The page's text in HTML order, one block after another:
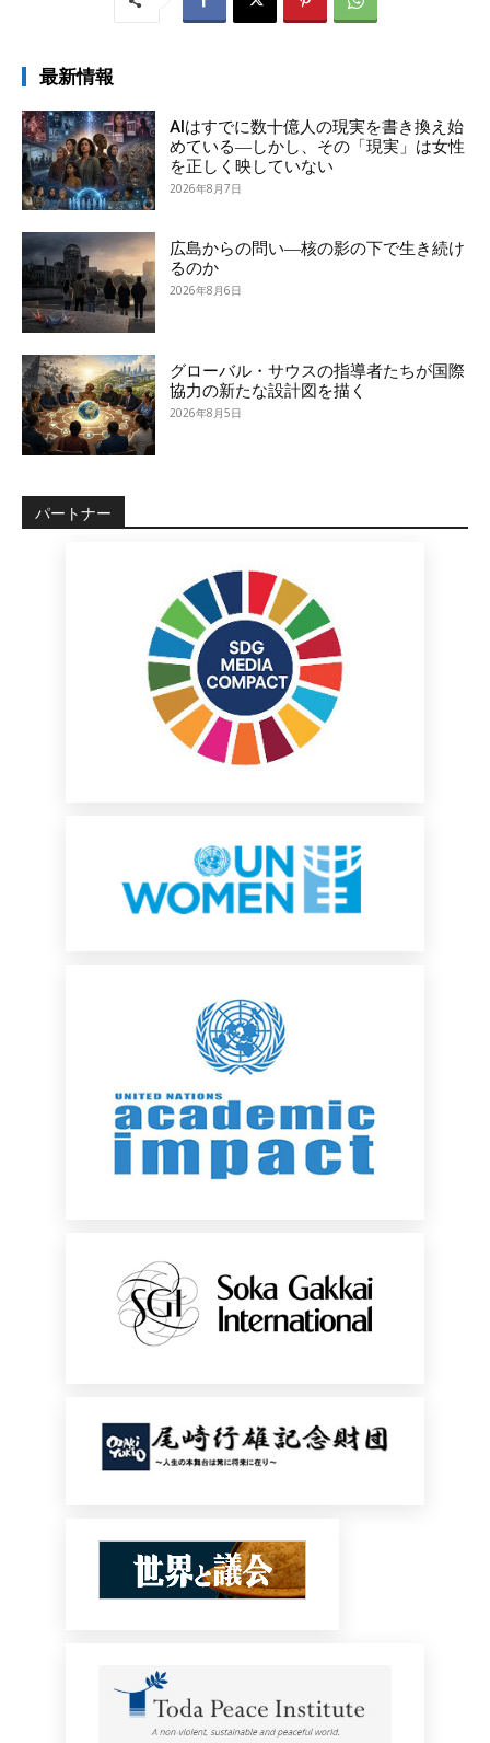
最新情報
AIはすでに数十億人の現実を書き換え始
めている―しかし、その「現実」は女性
を正しく映していない
2026年8月7日
広島からの問い―核の影の下で生き続け
るのか
2026年8月6日
グローバル・サウスの指導者たちが国際
協力の新たな設計図を描く
2026年8月5日
パートナー